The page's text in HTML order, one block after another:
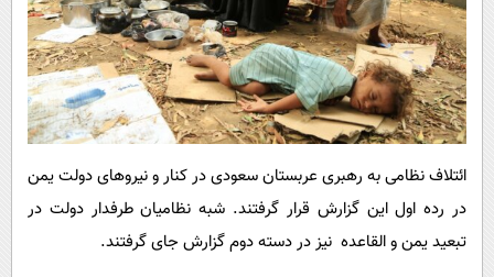
ائتلاف نظامی به رهبری عربستان سعودی در کنار و نیروهای دولت یمن
در رده اول این گزارش قرار گرفتند. شبه نظامیان طرفدار دولت در
تبعید یمن و القاعده نیز در دسته دوم گزارش جای گرفتند.